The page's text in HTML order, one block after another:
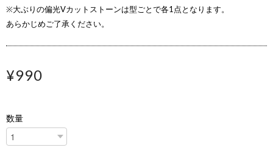
※大ぶりの偏光Vカットストーンは型ごとで各1点となります。
あらかじめご了承ください。
¥990
数量